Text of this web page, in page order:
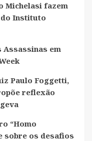
Michelasi fazem
Instituto
Assassinas em
Paulo Foggetti,
reflexão
“Homo
sobre os desafios